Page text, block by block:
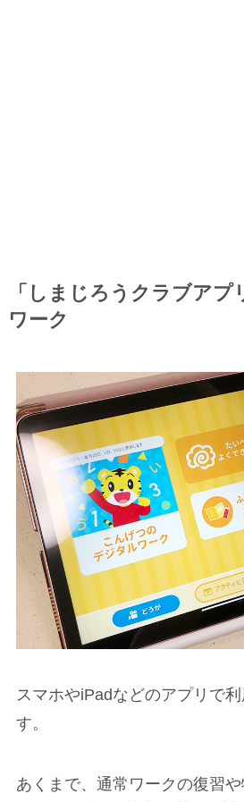
「しまじろうクラブア
ワーク
スマホやiPadなどのアプリで
す。
あくまで、通常ワークの復習